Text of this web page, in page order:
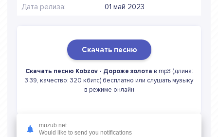
Дата релиза: 01 май 2023
Скачать песню
Скачать песню Kobzov - Дороже золота в mp3 (длина:
3:39, качество: 320 кбитс) бесплатно или слушать музыку
в режиме онлайн
muzub.net
Would like to send you notifications